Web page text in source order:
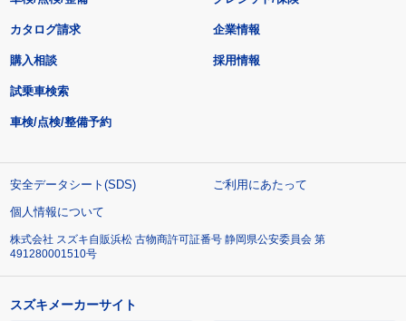
カタログ請求
購入相談
試乗車検索
車検/点検/整備予約
企業情報
採用情報
安全データシート(SDS)
ご利用にあたって
個人情報について
株式会社 スズキ自販浜松 古物商許可証番号 静岡県公安委員会 第
491280001510号
スズキメーカーサイト